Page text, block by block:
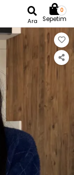
Ara
0
Sepetim